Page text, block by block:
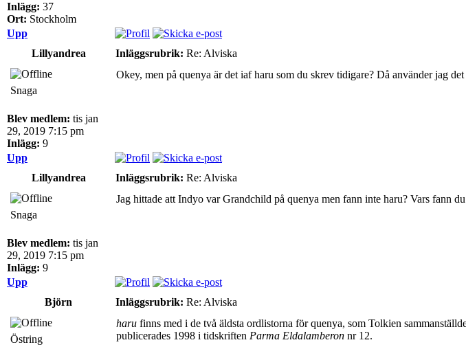
Inlägg: 37
Ort: Stockholm
Upp
Lillyandrea
Inläggsrubrik: Re: Alviska
Snaga
Blev medlem: tis jan
29, 2019 7:15 pm
Inlägg: 9
Okey, men på quenya är det iaf haru som du skrev tidigare? Då använder jag
Upp
Lillyandrea
Inläggsrubrik: Re: Alviska
Snaga
Blev medlem: tis jan
29, 2019 7:15 pm
Inlägg: 9
Jag hittade att Indyo var Grandchild på quenya men fann inte haru? Vars fann
Upp
Björn
Inläggsrubrik: Re: Alviska
Östring
haru finns med i de två äldsta ordlistorna för quenya, som Tolkien
publicerades 1998 i tidskriften Parma Eldalamberon nr 12.